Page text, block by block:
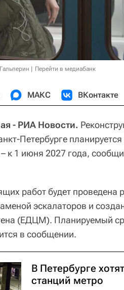
Перейти в медиабанк
МАКС ВКонтакте
- РИА Новости.
Петербурге
к 1 июня 2027 года,
работ будет проведена
эскалаторов и
(ЕДЦМ). Планируемый
в сообщении.
В Петербурге
станций метро